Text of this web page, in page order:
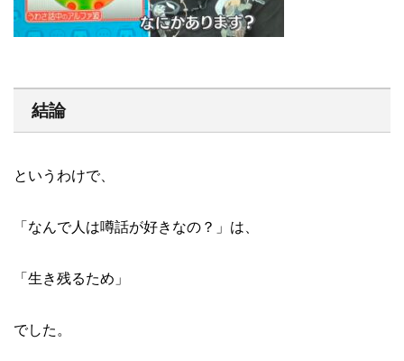
結論
というわけで、
「なんで人は噂話が好きなの？」は、
「生き残るため」
でした。